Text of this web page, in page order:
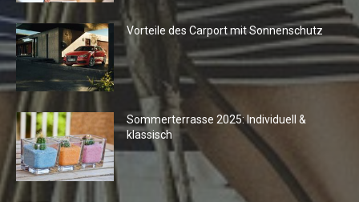
Vorteile des Carport mit Sonnenschutz
Sommerterrasse 2025: Individuell &
klassisch